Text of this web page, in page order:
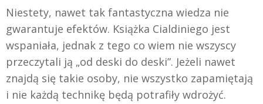
Niestety, nawet tak fantastyczna wiedza nie
gwarantuje efektów. Książka Cialdiniego jest
wspaniała, jednak z tego co wiem nie wszyscy
przeczytali ją „od deski do deski”. Jeżeli nawet
znajdą się takie osoby, nie wszystko zapamiętają
i nie każdą technikę będą potrafiły wdrożyć.